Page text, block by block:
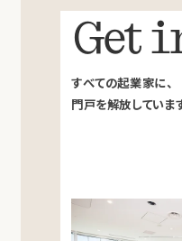
Get
すべての起業家に、
門戸を解放していま